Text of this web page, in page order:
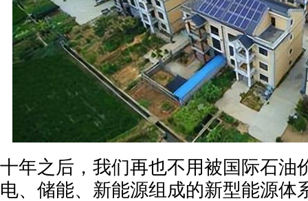
十年之后，我们再也不用被国际石油
电、储能、新能源组成的新型能源体